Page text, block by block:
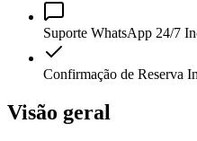
Suporte WhatsApp 24/7
Confirmação de Reserva
Visão geral